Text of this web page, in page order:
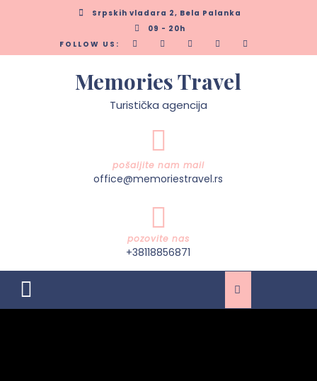
Srpskih vladara 2, Bela Palanka
09 - 20h
FOLLOW US:
Memories Travel
Turistička agencija
pošaljite nam mail
office@memoriestravel.rs
pozovite nas
+38118856871
Open